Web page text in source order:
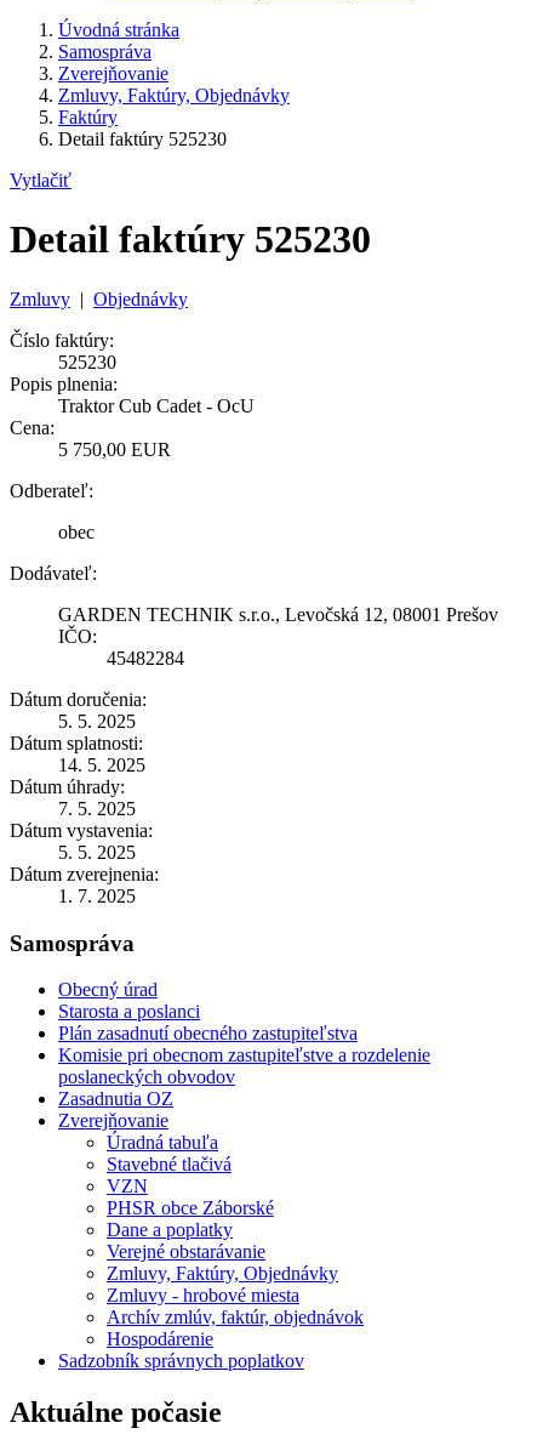
Úvodná stránka
Samospráva
Zverejňovanie
Zmluvy, Faktúry, Objednávky
Faktúry
Detail faktúry 525230
Vytlačiť
Detail faktúry 525230
Zmluvy | Objednávky
Číslo faktúry:
525230
Popis plnenia:
Traktor Cub Cadet - OcU
Cena:
5 750,00 EUR
Odberateľ:
obec
Dodávateľ:
GARDEN TECHNIK s.r.o., Levočská 12, 08001 Prešov
IČO:
45482284
Dátum doručenia:
5. 5. 2025
Dátum splatnosti:
14. 5. 2025
Dátum úhrady:
7. 5. 2025
Dátum vystavenia:
5. 5. 2025
Dátum zverejnenia:
1. 7. 2025
Samospráva
Obecný úrad
Starosta a poslanci
Plán zasadnutí obecného zastupiteľstva
Komisie pri obecnom zastupiteľstve a rozdelenie
poslaneckých obvodov
Zasadnutia OZ
Zverejňovanie
Úradná tabuľa
Stavebné tlačivá
VZN
PHSR obce Záborské
Dane a poplatky
Verejné obstarávanie
Zmluvy, Faktúry, Objednávky
Zmluvy - hrobové miesta
Archív zmlúv, faktúr, objednávok
Hospodárenie
Sadzobník správnych poplatkov
Aktuálne počasie